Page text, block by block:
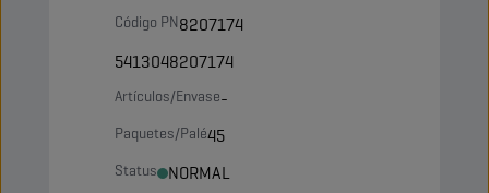
Código PN8207174
5413048207174
Artículos/Envase-
Paquetes/Palé45
Status NORMAL